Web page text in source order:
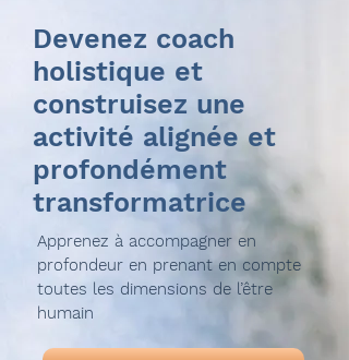
Devenez coach
holistique et
construisez une
activité alignée et
profondément
transformatrice
Apprenez à accompagner en
profondeur en prenant en compte
toutes les dimensions de l’être
humain